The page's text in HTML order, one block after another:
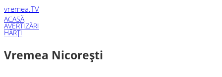
vremea.TV
ACASĂ
AVERTIZĂRI
HĂRŢI
Vremea Nicoreşti